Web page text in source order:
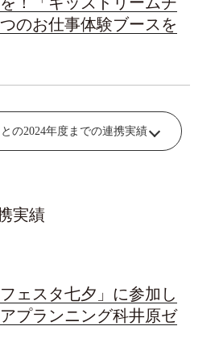
のお仕事体験ブースを
の2024年度までの連携実績
実績
フェスタ七夕」に参加し
プランニング科井原ゼ